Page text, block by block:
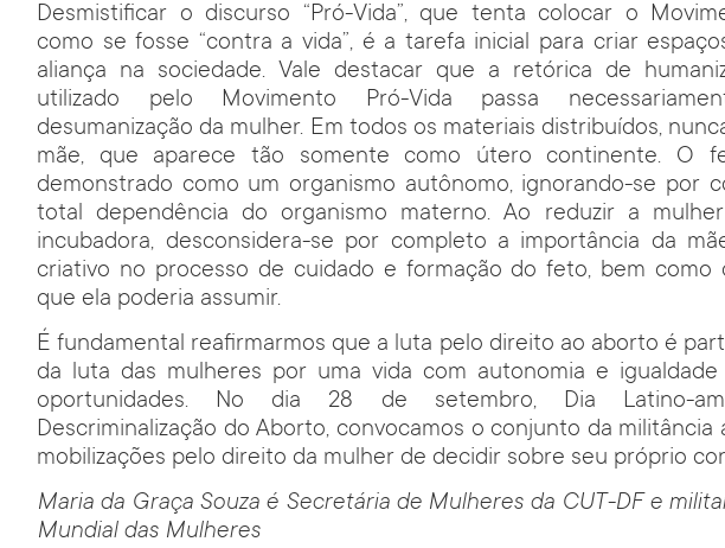
Desmistificar o discurso “Pró-Vida”, que tenta colocar o
como se fosse “contra a vida”, é a tarefa inicial para criar
aliança na sociedade. Vale destacar que a retórica de
utilizado pelo Movimento Pró-Vida passa
desumanização da mulher. Em todos os materiais distribuídos,
mãe, que aparece tão somente como útero continente. O
demonstrado como um organismo autônomo, ignorando-se por
total dependência do organismo materno. Ao reduzir a
incubadora, desconsidera-se por completo a importância da
criativo no processo de cuidado e formação do feto, bem como
que ela poderia assumir.
É fundamental reafirmarmos que a luta pelo direito ao aborto é
da luta das mulheres por uma vida com autonomia e
oportunidades. No dia 28 de setembro, Dia Latino-
Descriminalização do Aborto, convocamos o conjunto da militância
mobilizações pelo direito da mulher de decidir sobre seu próprio
Maria da Graça Souza é Secretária de Mulheres da CUT-DF e
Mundial das Mulheres